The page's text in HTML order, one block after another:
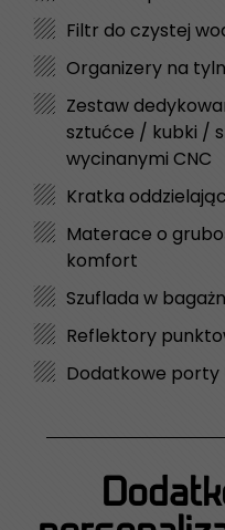
Filtr do czystej
Organizery na
Zestaw
sztućce / kubki /
wycinanymi CNC
Kratka
Materace o
komfort
Szuflada w
Reflektory
Dodatkowe porty